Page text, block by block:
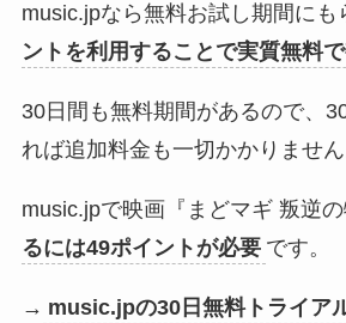
music.jpなら無料お試し期間にも
ントを利用することで実質無料
30日間も無料期間があるので、
れば追加料金も一切かかりません
music.jpで映画『まどマギ 叛逆
るには49ポイントが必要 です。
→ music.jpの30日無料トライア